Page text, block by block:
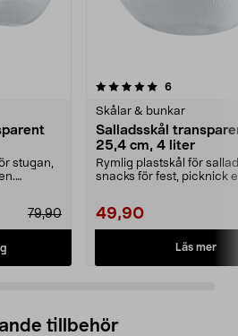
stugan,
79,90
6recensioner
Skålar & bunkar
Salladsskål
25,4 cm, 4 liter
Rymlig plastskål för
snacks för fest, picknick
49,90
Läs mer
4.5 av 5 stjärnor
tillbehör